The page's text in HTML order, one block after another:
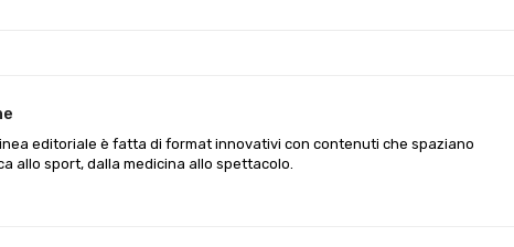
editoriale è fatta di format innovativi con contenuti che spaziano
allo sport, dalla medicina allo spettacolo.